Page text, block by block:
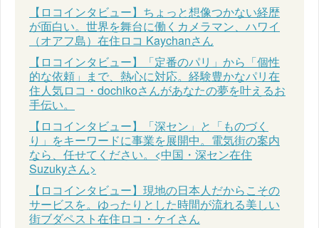
【ロコインタビュー】ちょっと想像つかない経歴
が面白い。世界を舞台に働くカメラマン、ハワイ
（オアフ島）在住ロコ Kaychanさん
【ロコインタビュー】「定番のパリ」から「個性
的な依頼」まで、熱心に対応。経験豊かなパリ在
住人気ロコ・dochikoさんがあなたの夢を叶えるお
手伝い。
【ロコインタビュー】「深セン」と「ものづく
り」をキーワードに事業を展開中。電気街の案内
なら、任せてください。<中国・深セン在住
Suzukyさん>
【ロコインタビュー】現地の日本人だからこその
サービスを。ゆったりとした時間が流れる美しい
街ブダペスト在住ロコ・ケイさん